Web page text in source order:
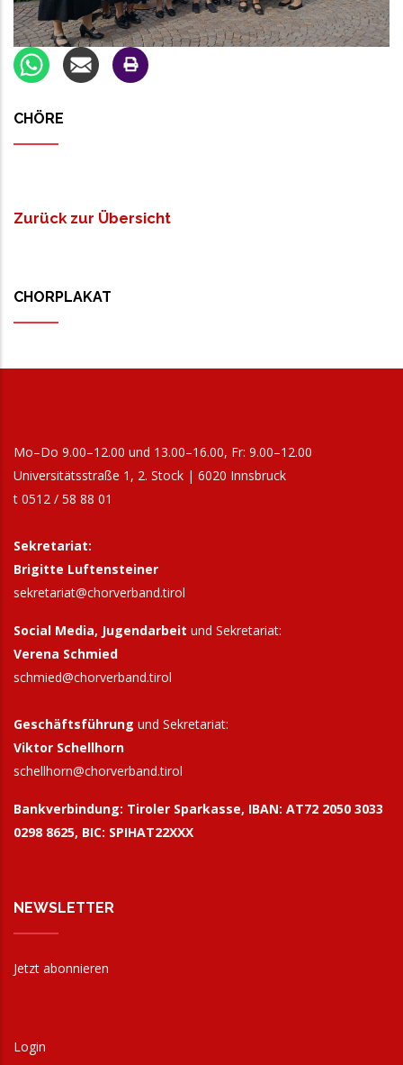
CHÖRE
Zurück zur Übersicht
CHORPLAKAT
Mo–Do 9.00–12.00 und 13.00–16.00, Fr: 9.00–12.00
Universitätsstraße 1, 2. Stock | 6020 Innsbruck
t 0512 / 58 88 01
Sekretariat:
Brigitte Luftensteiner
sekretariat@chorverband.tirol
Social Media, Jugendarbeit und Sekretariat:
Verena Schmied
schmied@chorverband.tirol
Geschäftsführung und Sekretariat:
Viktor Schellhorn
schellhorn@chorverband.tirol
Bankverbindung: Tiroler Sparkasse, IBAN: AT72 2050 3033
0298 8625, BIC: SPIHAT22XXX
NEWSLETTER
Jetzt abonnieren
Login